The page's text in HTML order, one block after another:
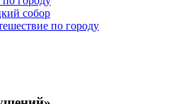
собор
по городу